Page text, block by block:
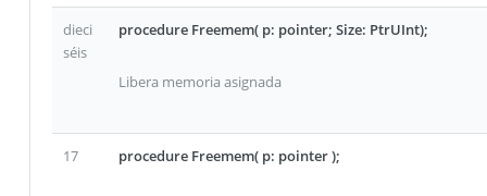
dieci
séis
procedure Freemem( p: pointer; Size: PtrUInt);
Libera memoria asignada
17 procedure Freemem( p: pointer );